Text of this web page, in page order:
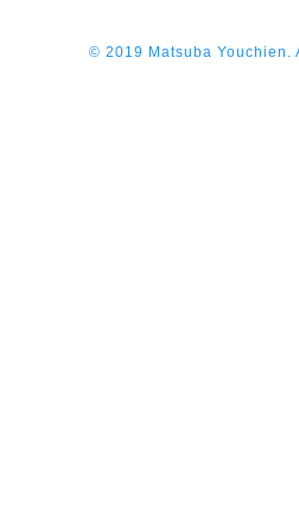
© 2019 Matsuba Youchien.